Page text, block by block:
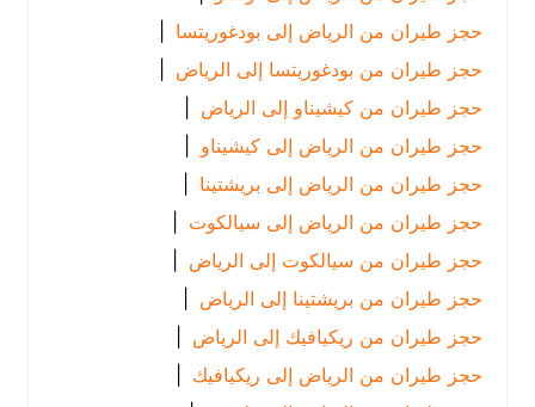
حجز طيران من الرياض إلى بودغوريتسا
|
حجز طيران من بودغوريتسا إلى الرياض
|
حجز طيران من كيشيناو إلى الرياض
|
حجز طيران من الرياض إلى كيشيناو |
حجز طيران من الرياض إلى بريشتينا |
حجز طيران من الرياض إلى سيالكوت |
حجز طيران من سيالكوت إلى الرياض
|
حجز طيران من بريشتينا إلى الرياض
|
حجز طيران من ريكيافيك إلى الرياض
|
حجز طيران من الرياض إلى ريكيافيك |